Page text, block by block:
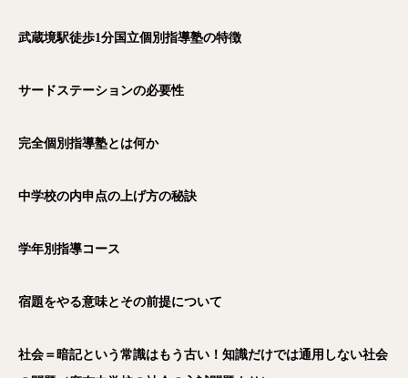
武蔵境駅徒歩1分国立個別指導塾の特徴
サードステーションの必要性
完全個別指導塾とは何か
中学校の内申点の上げ方の秘訣
学年別指導コース
宿題をやる意味とその前提について
社会＝暗記という常識はもう古い！知識だけでは通用しない社会